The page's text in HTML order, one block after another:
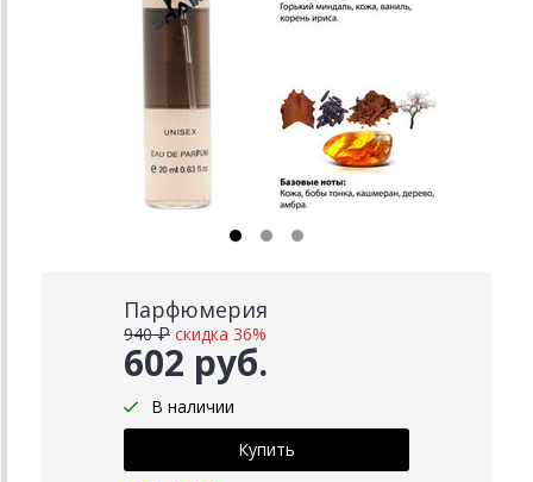
Парфюмерия
602 руб.
940 ₽ скидка 36%
В наличии